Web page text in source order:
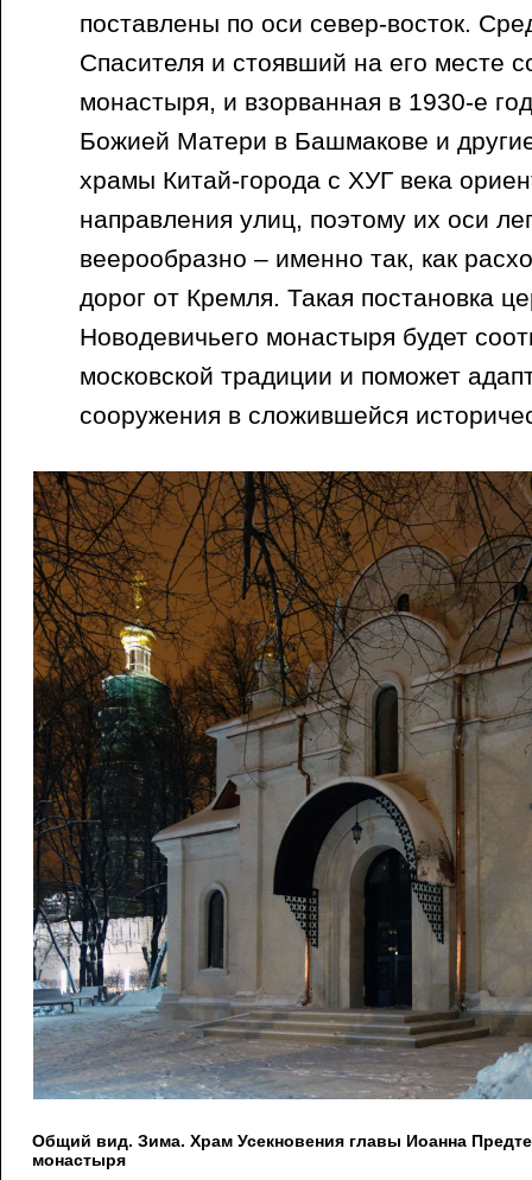
поставлены по оси север-восток.
Спасителя и стоявший на его месте
монастыря, и взорванная в 1930-е
Божией Матери в Башмакове и
храмы Китай-города с ХУГ века
направления улиц, поэтому их оси
веерообразно – именно так, как
дорог от Кремля. Такая постановка
Новодевичьего монастыря будет
московской традиции и поможет
сооружения в сложившейся
Общий вид. Зима. Храм Усекновения главы Иоанна
монастыря